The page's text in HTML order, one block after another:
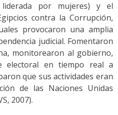
por mujeres) y el
contra la Corrupción,
provocaron una amplia
judicial. Fomentaron
monitorearon al gobierno,
electoral en tiempo real a
que sus actividades eran
de las Naciones Unidas
2007).